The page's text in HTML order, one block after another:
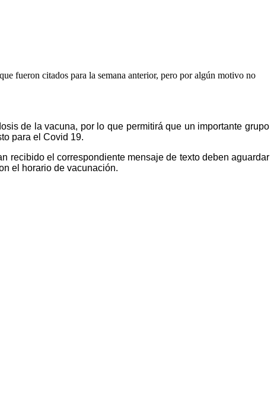
fueron citados para la semana anterior, pero por algún motivo no
de la vacuna, por lo que permitirá que un importante grupo
para el Covid 19.
recibido el correspondiente mensaje de texto deben aguardar
el horario de vacunación.